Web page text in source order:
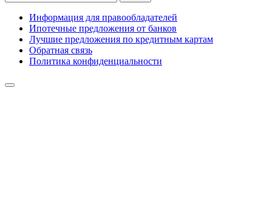
Информация для правообладателей
Ипотечные предложения от банков
Лучшие предложения по кредитным картам
Обратная связь
Политика конфиденциальности